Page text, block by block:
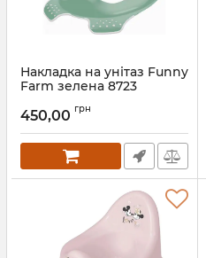
Накладка на унітаз Funny
Farm зелена 8723
450,00 грн